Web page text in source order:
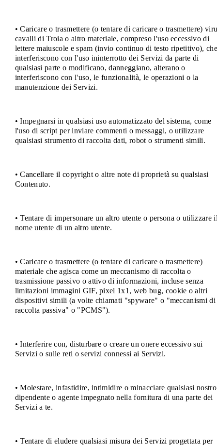
• Caricare o trasmettere (o tentare di caricare o trasmettere)
cavalli di Troia o altro materiale, compreso l'uso eccessivo di
lettere maiuscole e spam (invio continuo di testo ripetitivo), che
interferiscono con l'uso ininterrotto dei Servizi da parte di
qualsiasi parte o modificano, danneggiano, alterano o
interferiscono con l'uso, le funzionalità, le operazioni o la
manutenzione dei Servizi.
• Impegnarsi in qualsiasi uso automatizzato del sistema, come
l'uso di script per inviare commenti o messaggi, o utilizzare
qualsiasi strumento di raccolta dati, robot o strumenti simili.
• Cancellare il copyright o altre note di proprietà su qualsiasi
Contenuto.
• Tentare di impersonare un altro utente o persona o utilizzare
nome utente di un altro utente.
• Caricare o trasmettere (o tentare di caricare o trasmettere)
materiale che agisca come un meccanismo di raccolta o
trasmissione passivo o attivo di informazioni, incluse senza
limitazioni immagini GIF, pixel 1x1, web bug, cookie o altri
dispositivi simili (a volte chiamati "spyware" o "meccanismi di
raccolta passiva" o "PCMS").
• Interferire con, disturbare o creare un onere eccessivo sui
Servizi o sulle reti o servizi connessi ai Servizi.
• Molestare, infastidire, intimidire o minacciare qualsiasi nostro
dipendente o agente impegnato nella fornitura di una parte dei
Servizi a te.
• Tentare di eludere qualsiasi misura dei Servizi progettata per